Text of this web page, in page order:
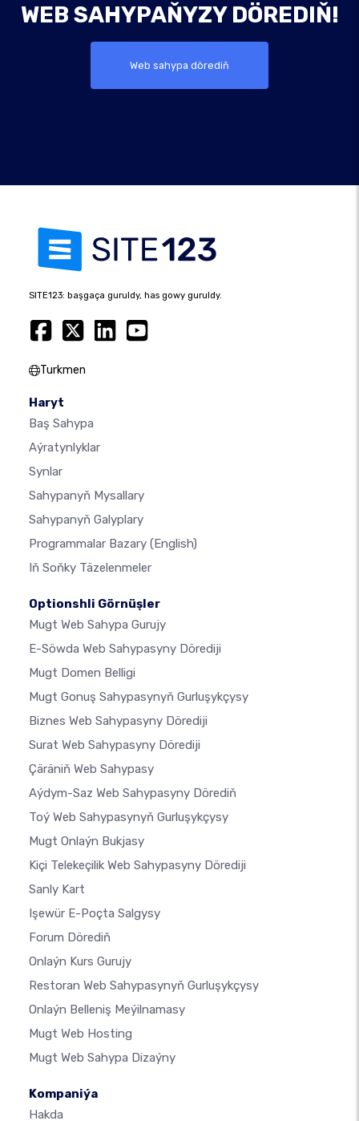
WEB SAHYPAŇYZY DÖREDIŇ!
Web sahypa dörediň
SITE123: başgaça guruldy, has gowy guruldy.
Turkmen
Haryt
Baş Sahypa
Aýratynlyklar
Synlar
Sahypanyň Mysallary
Sahypanyň Galyplary
Programmalar Bazary (English)
Iň Soňky Täzelenmeler
Optionshli Görnüşler
Mugt Web Sahypa Gurujy
E-Söwda Web Sahypasyny Dörediji
Mugt Domen Belligi
Mugt Gonuş Sahypasynyň Gurluşykçysy
Biznes Web Sahypasyny Dörediji
Surat Web Sahypasyny Dörediji
Çäräniň Web Sahypasy
Aýdym-Saz Web Sahypasyny Dörediň
Toý Web Sahypasynyň Gurluşykçysy
Mugt Onlaýn Bukjasy
Kiçi Telekeçilik Web Sahypasyny Dörediji
Sanly Kart
Işewür E-Poçta Salgysy
Forum Dörediň
Onlaýn Kurs Gurujy
Restoran Web Sahypasynyň Gurluşykçysy
Onlaýn Belleniş Meýilnamasy
Mugt Web Hosting
Mugt Web Sahypa Dizaýny
Kompaniýa
Hakda